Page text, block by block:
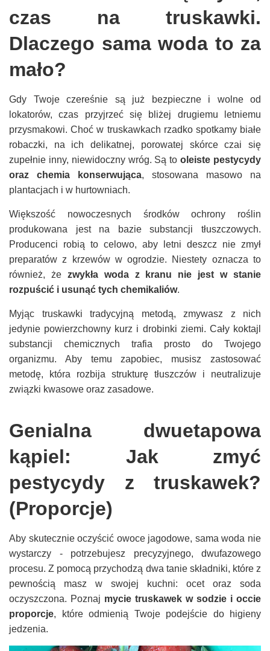
czas na truskawki.
Dlaczego sama woda to za
mało?
Gdy Twoje czereśnie są już bezpieczne i wolne od
lokatorów, czas przyjrzeć się bliżej drugiemu letniemu
przysmakowi. Choć w truskawkach rzadko spotkamy białe
robaczki, na ich delikatnej, porowatej skórce czai się
zupełnie inny, niewidoczny wróg. Są tooleiste pestycydy
oraz chemia konserwująca, stosowana masowo na
plantacjach i w hurtowniach.
Większość nowoczesnych środków ochrony roślin
produkowana jest na bazie substancji tłuszczowych.
Producenci robią to celowo, aby letni deszcz nie zmył
preparatów z krzewów w ogrodzie. Niestety oznacza to
również, że zwykła woda z kranu nie jest w stanie
rozpuścić i usunąć tych chemikaliów.
Myjąc truskawki tradycyjną metodą, zmywasz z nich
jedynie powierzchowny kurz i drobinki ziemi. Cały koktajl
substancji chemicznych trafia prosto do Twojego
organizmu. Aby temu zapobiec, musisz zastosować
metodę, która rozbija strukturę tłuszczów i neutralizuje
związki kwasowe oraz zasadowe.
Genialna dwuetapowa
kąpiel: Jak zmyć
pestycydy z truskawek?
(Proporcje)
Aby skutecznie oczyścić owoce jagodowe, sama woda nie
wystarczy - potrzebujesz precyzyjnego, dwufazowego
procesu. Z pomocą przychodzą dwa tanie składniki, które z
pewnością masz w swojej kuchni: ocet oraz soda
oczyszczona. Poznaj mycie truskawek w sodzie i occie
proporcje, które odmienią Twoje podejście do higieny
jedzenia.